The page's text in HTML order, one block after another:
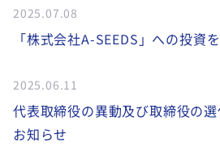
2025.07.08
「株式会社A-SEEDS」への投資
2025.06.11
代表取締役の異動及び取締役の
お知らせ